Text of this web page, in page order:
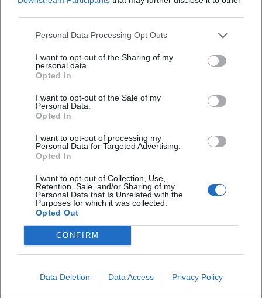
Personal Data Processing Opt Outs
I want to opt-out of the Sharing of my
personal data.
Opted In
I want to opt-out of the Sale of my
Personal Data.
Opted In
I want to opt-out of processing my
Personal Data for Targeted Advertising.
Opted In
I want to opt-out of Collection, Use,
Retention, Sale, and/or Sharing of my
Personal Data that Is Unrelated with the
Purposes for which it was collected.
Opted Out
CONFIRM
Data Deletion Data Access Privacy Policy
Tickets buchen